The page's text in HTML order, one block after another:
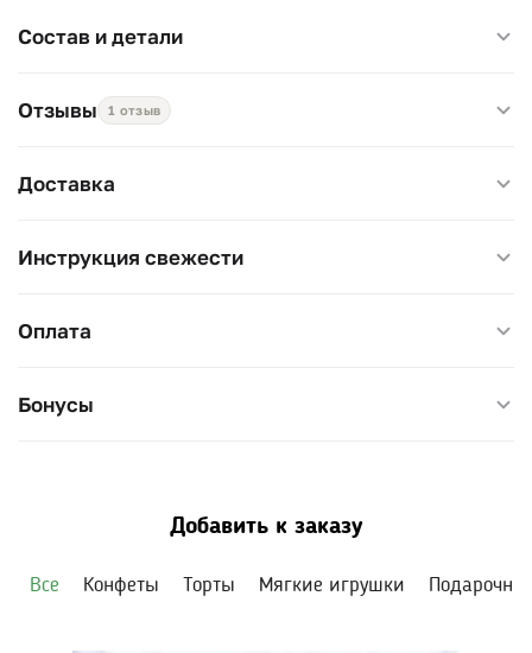
Высота композиции 25 см.
Состав и детали
Отзывы 1 отзыв
Доставка
Инструкция свежести
Оплата
Бонусы
Добавить к заказу
Все Конфеты Торты Мягкие игрушки